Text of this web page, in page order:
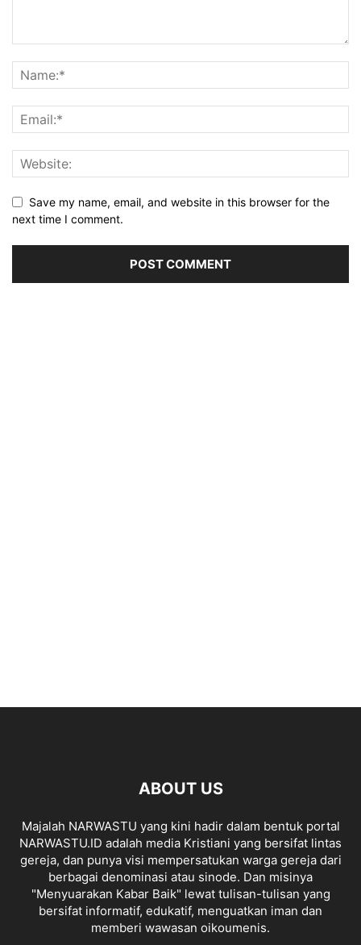
Save my name, email, and website in this browser for the
next time I comment.
ABOUT US
Majalah NARWASTU yang kini hadir dalam bentuk portal
NARWASTU.ID adalah media Kristiani yang bersifat lintas
gereja, dan punya visi mempersatukan warga gereja dari
berbagai denominasi atau sinode. Dan misinya
"Menyuarakan Kabar Baik" lewat tulisan-tulisan yang
bersifat informatif, edukatif, menguatkan iman dan
memberi wawasan oikoumenis.